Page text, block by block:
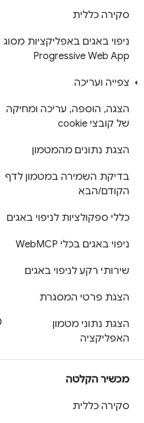
סקירה כללית
ניפוי באגים באפליקציות מסוג
Progressive Web App
צפייה ועריכה
הצגה, הוספה, עריכה ומחיקה
של קובצי cookie
הצגת נתונים מהמטמון
בדיקת השמירה במטמון לדף
הקודם/הבא
כללי ספקולציות לניפוי באגים
ניפוי באגים בכלי Web MCP
שירותי רקע לניפוי באגים
הצגת פרטי המסגרת
הצגת נתוני מטמון
האפליקציה
מכשיר הקלטה
סקירה כללית